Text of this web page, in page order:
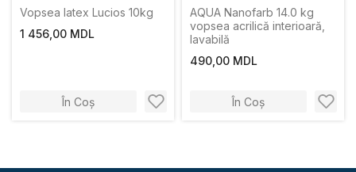
Vopsea latex Lucios 10kg
1 456,00 MDL
În Coș
AQUA Nanofarb 14.0 kg
vopsea acrilică interioară,
lavabilă
490,00 MDL
În Coș